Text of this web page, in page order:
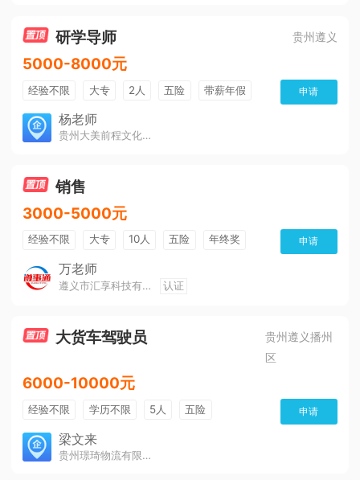
研学导师 贵州遵义
5000-8000元
经验不限 大专 2人 五险
带薪年假
年终奖
公费旅游
环境好
双休 有提成
申请
杨老师
贵州大美前程文化发展有限公司
销售
3000-5000元
经验不限 大专 10人 五险
年终奖
公费旅游
免费培训
美女多
帅哥多 全勤奖 有补助
申请
万老师
遵义市汇享科技有限公司 认证
大货车驾驶员
贵州遵义播州
区
6000-10000元
经验不限 学历不限 5人
五险
免费培训
包住宿
申请
梁文来
贵州璟琦物流有限公司